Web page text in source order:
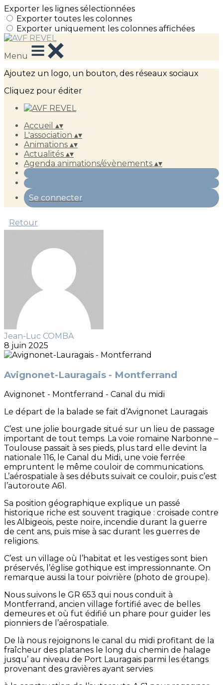
Exporter les lignes sélectionnées
Exporter toutes les colonnes
Exporter uniquement les colonnes affichées
Menu
Ajoutez un logo, un bouton, des réseaux sociaux
Cliquez pour éditer
Accueil ▴▾
L'association ▴▾
Animations ▴▾
Actualités ▴▾
Agenda animations/évènements ▴▾
Se connecter
Retour
Jean-Luc COMBA
8 juin 2025
Avignonet-Lauragais - Montferrand
Avignonet - Montferrand - Canal du midi
Le départ de la balade se fait d’Avignonet Lauragais
C’est une jolie bourgade situé sur un lieu de passage
important de tout temps. La voie romaine Narbonne –
Toulouse passait à ses pieds, plus tard elle devint la
nationale 116, le Canal du Midi, une voie ferrée
empruntent le même couloir de communications.
L’aérospatiale à ses débuts suivait ce couloir, puis c’est
l’autoroute A61.
Sa position géographique explique un passé
historique riche est souvent tragique : croisade contre
les Albigeois, peste noire, incendie durant la guerre
de cent ans, puis mise à sac durant les guerres de
religions.
C’est un village où l’habitat et les vestiges sont bien
préservés, l’église gothique est impressionnante. On
remarque aussi la tour poivrière (photo de groupe).
Nous suivons le GR 653 qui nous conduit à
Montferrand, ancien village fortifié avec de belles
demeures et où fut édifié un phare pour guider les
pionniers de l’aérospatiale.
De là nous rejoignons le canal du midi profitant de la
fraîcheur des platanes le long du chemin de halage
jusqu’ au niveau de Port Lauragais parmi les étangs
provenant des gravières ayant servies